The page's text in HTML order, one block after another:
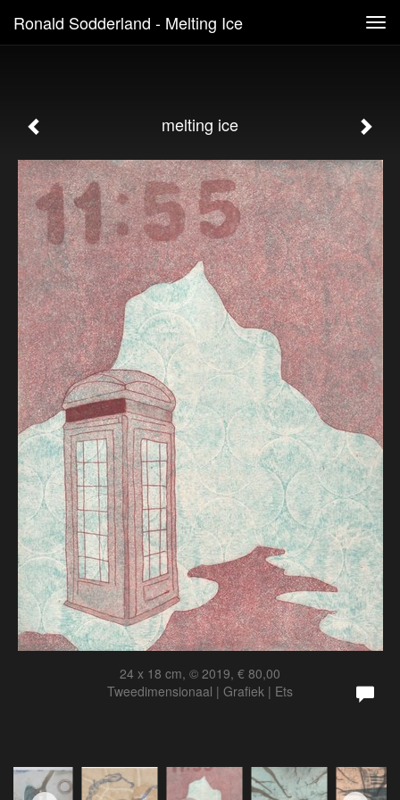
Ronald Sodderland - Melting Ice
melting ice
24 x 18 cm, © 2019, € 80,00
Tweedimensionaal | Grafiek | Ets